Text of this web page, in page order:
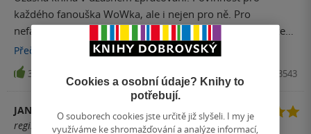
každého fanouška WoWka, ale i nejen pro ně. Pro
nefanoušky možná trochu zmatečné, ale pevně věřím, že
by je to nalákalo k okamžitému nákupu ostatních Warcraft
knih :)
Přečíst
31 Kniha, Fantom Print, 2016, 9788073983543
JAN MIČKAL
registrovaný uživatel
Cookies a osobní údaje? Knihy to
potřebují.
O souborech cookies jste určitě již slyšeli. I my je
využíváme ke shromažďování a analýze informací,